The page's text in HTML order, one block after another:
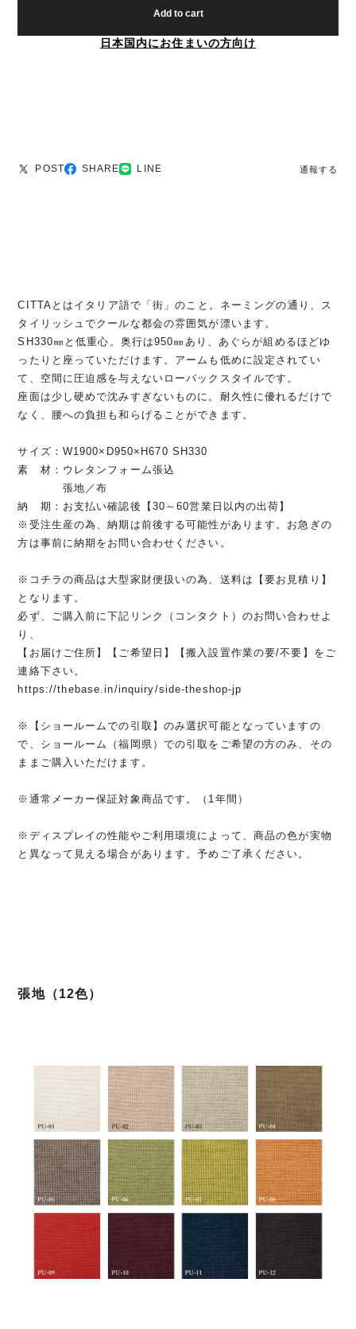
Add to cart
日本国内にお住まいの方向け
POST SHARE LINE 通報する
CITTAとはイタリア語で「街」のこと。ネーミングの通り、ス
タイリッシュでクールな都会の雰囲気が漂います。
SH330㎜と低重心。奥行は950㎜あり、あぐらが組めるほどゆ
ったりと座っていただけます。アームも低めに設定されてい
て、空間に圧迫感を与えないローバックスタイルです。
座面は少し硬めで沈みすぎないものに。耐久性に優れるだけで
なく、腰への負担も和らげることができます。
サイズ：W1900×D950×H670 SH330
素 材：ウレタンフォーム張込
張地／布
納 期：お支払い確認後【30～60営業日以内の出荷】
※受注生産の為、納期は前後する可能性があります。お急ぎの
方は事前に納期をお問い合わせください。
※コチラの商品は大型家財便扱いの為、送料は【要お見積り】
となります。
必ず、ご購入前に下記リンク（コンタクト）のお問い合わせよ
り、
【お届けご住所】【ご希望日】【搬入設置作業の要/不要】をご
連絡下さい。
https://thebase.in/inquiry/side-theshop-jp
※【ショールームでの引取】のみ選択可能となっていますの
で、ショールーム（福岡県）での引取をご希望の方のみ、その
ままご購入いただけます。
※通常メーカー保証対象商品です。（1年間）
※ディスプレイの性能やご利用環境によって、商品の色が実物
と異なって見える場合があります。予めご了承ください。
張地（12色）